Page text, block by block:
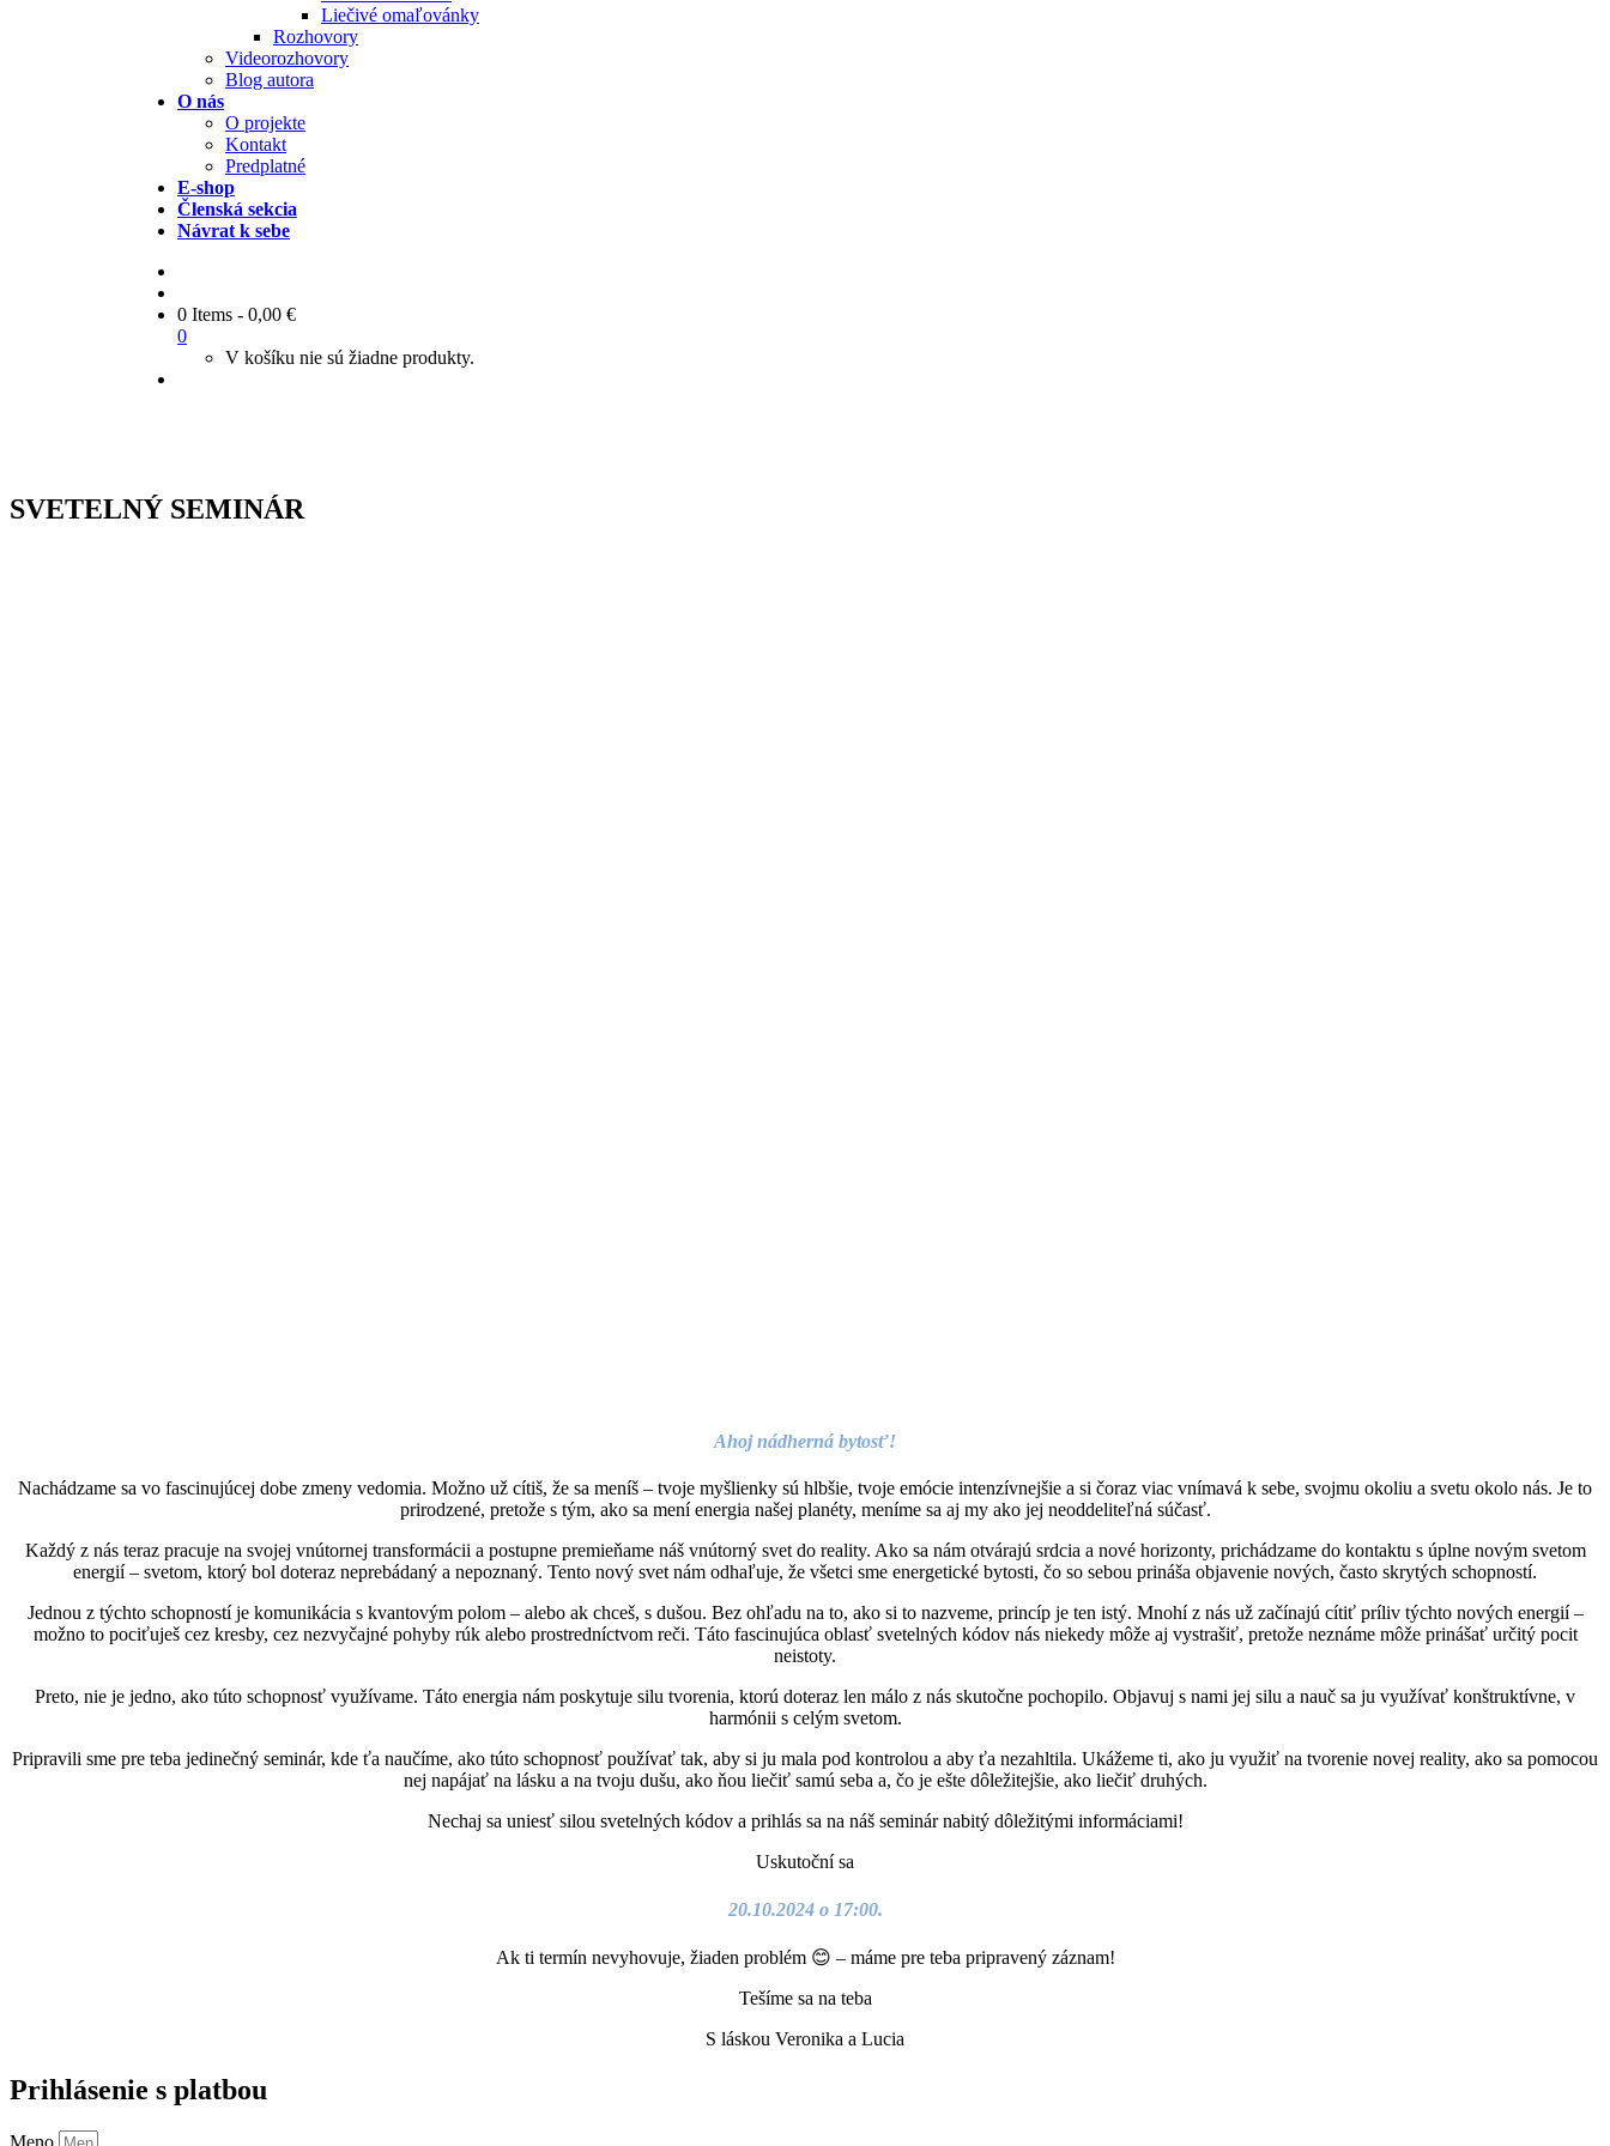
Liečivé omaľovánky
Rozhovory
Videorozhovory
Blog autora
O nás
O projekte
Kontakt
Predplatné
E-shop
Členská sekcia
Návrat k sebe
0 Items - 0,00 €
0
V košíku nie sú žiadne produkty.
SVETELNÝ SEMINÁR
Ahoj nádherná bytosť!
Nachádzame sa vo fascinujúcej dobe zmeny vedomia. Možno už cítiš, že sa meníš – tvoje myšlienky sú hlbšie, tvoje emócie intenzívnejšie a si čoraz viac vnímavá k sebe, svojmu okoliu a svetu okolo nás. Je to
prirodzené, pretože s tým, ako sa mení energia našej planéty, meníme sa aj my ako jej neoddeliteľná súčasť.
Každý z nás teraz pracuje na svojej vnútornej transformácii a postupne premieňame náš vnútorný svet do reality. Ako sa nám otvárajú srdcia a nové horizonty, prichádzame do kontaktu s úplne novým svetom
energií – svetom, ktorý bol doteraz neprebádaný a nepoznaný. Tento nový svet nám odhaľuje, že všetci sme energetické bytosti, čo so sebou prináša objavenie nových, často skrytých schopností.
Jednou z týchto schopností je komunikácia s kvantovým polom – alebo ak chceš, s dušou. Bez ohľadu na to, ako si to nazveme, princíp je ten istý. Mnohí z nás už začínajú cítiť príliv týchto nových energií –
možno to pociťuješ cez kresby, cez nezvyčajné pohyby rúk alebo prostredníctvom reči. Táto fascinujúca oblasť svetelných kódov nás niekedy môže aj vystrašiť, pretože neznáme môže prinášať určitý pocit
neistoty.
Preto, nie je jedno, ako túto schopnosť využívame. Táto energia nám poskytuje silu tvorenia, ktorú doteraz len málo z nás skutočne pochopilo. Objavuj s nami jej silu a nauč sa ju využívať konštruktívne, v
harmónii s celým svetom.
Pripravili sme pre teba jedinečný seminár, kde ťa naučíme, ako túto schopnosť používať tak, aby si ju mala pod kontrolou a aby ťa nezahltila. Ukážeme ti, ako ju využiť na tvorenie novej reality, ako sa pomocou
nej napájať na lásku a na tvoju dušu, ako ňou liečiť samú seba a, čo je ešte dôležitejšie, ako liečiť druhých.
Nechaj sa uniesť silou svetelných kódov a prihlás sa na náš seminár nabitý dôležitými informáciami!
Uskutoční sa
20.10.2024 o 17:00.
Ak ti termín nevyhovuje, žiaden problém 😊 – máme pre teba pripravený záznam!
Tešíme sa na teba
S láskou Veronika a Lucia
Prihlásenie s platbou
Meno